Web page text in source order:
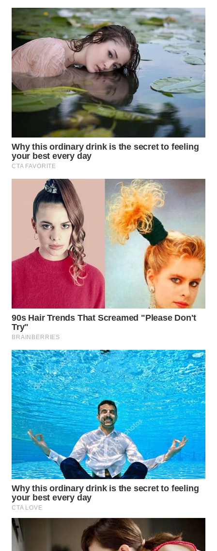
WN DELI
SERDANG
WN
TEBING
TINGGI
WN
PAKPAK
WN
KARAWANG
WN
BOGOR
DEPOK
WN
TAPANULI
UTARA
WN
SAMOSIR
WN
PADANG
LAWAS
WN
SUMEDANG
WN
CIANJUR
WN
KEPULAUAN
SERIBU
TANGERANG